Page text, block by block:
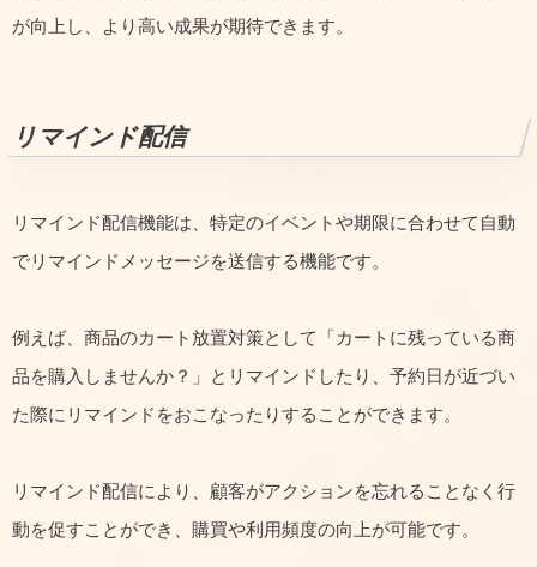
が向上し、より高い成果が期待できます。
リマインド配信
リマインド配信機能は、特定のイベントや期限に合わせて自動
でリマインドメッセージを送信する機能です。
例えば、商品のカート放置対策として「カートに残っている商
品を購入しませんか？」とリマインドしたり、予約日が近づい
た際にリマインドをおこなったりすることができます。
リマインド配信により、顧客がアクションを忘れることなく行
動を促すことができ、購買や利用頻度の向上が可能です。